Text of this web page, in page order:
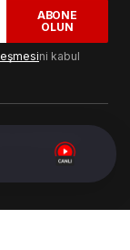
ABONE
OLUN
ni kabul
& Geliştirme :